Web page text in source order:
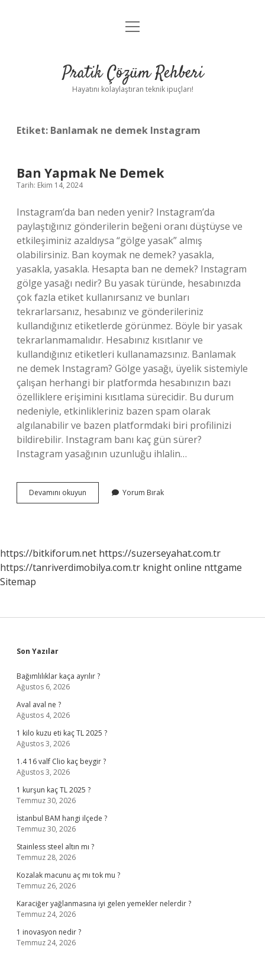
Anasayfa
Yasal Uyarı
menüyü
Pratik Çözüm Rehberi
Hayatını kolaylaştıran teknik ipuçları!
Etiket: Banlamak ne demek Instagram
Ban Yapmak Ne Demek
Tarih: Ekim 14, 2024
Instagram’da ban neden yenir? Instagram’da
paylaştığınız gönderilerin beğeni oranı düştüyse ve
etkileşiminiz azaldıysa “gölge yasak” almış
olabilirsiniz. Ban koymak ne demek? yasakla,
yasakla, yasakla. Hesapta ban ne demek? Instagram
gölge yasağı nedir? Bu yasak türünde, hesabınızda
çok fazla etiket kullanırsanız ve bunları
tekrarlarsanız, hesabınız ve gönderileriniz
kullandığınız etiketlerde görünmez. Böyle bir yasak
tekrarlanmamalıdır. Hesabınız kısıtlanır ve
kullandığınız etiketleri kullanamazsınız. Banlamak
ne demek Instagram? Gölge yasağı, üyelik sistemiyle
çalışan herhangi bir platformda hesabınızın bazı
özelliklere erişimini kısıtlama sürecidir. Bu durum
nedeniyle, etkinlikleriniz bazen spam olarak
algılanabilir ve bazen platformdaki biri profilinizi
bildirebilir. Instagram banı kaç gün sürer?
Instagram yasağının uzunluğu ihlalin…
Devamını okuyun
Yapmak
Yorum Bırak
https://bitkiforum.net https://suzerseyahat.com.tr
https://tanriverdimobilya.com.tr knight online nttgame
Sitemap
Sidebar
Son Yazılar
Bağımlılıklar kaça ayrılır ?
Ağustos 6, 2026
Aval aval ne ?
Ağustos 4, 2026
1 kilo kuzu eti kaç TL 2025 ?
Ağustos 3, 2026
1.4 16 valf Clio kaç beygir ?
Ağustos 3, 2026
1 kurşun kaç TL 2025 ?
Temmuz 30, 2026
İstanbul BAM hangi ilçede ?
Temmuz 30, 2026
Stainless steel altın mı ?
Temmuz 28, 2026
Kozalak macunu aç mı tok mu ?
Temmuz 26, 2026
Karaciğer yağlanmasına iyi gelen yemekler nelerdir ?
Temmuz 24, 2026
1 inovasyon nedir ?
Temmuz 24, 2026